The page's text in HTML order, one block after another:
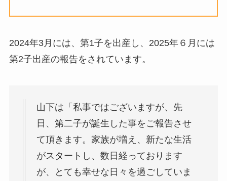
2024年3月には、第1子を出産し、2025年６月には
第2子出産の報告をされています。
山下は「私事ではございますが、先
日、第二子が誕生した事をご報告させ
て頂きます。家族が増え、新たな生活
がスタートし、数日経っております
が、とても幸せな日々を過ごしていま